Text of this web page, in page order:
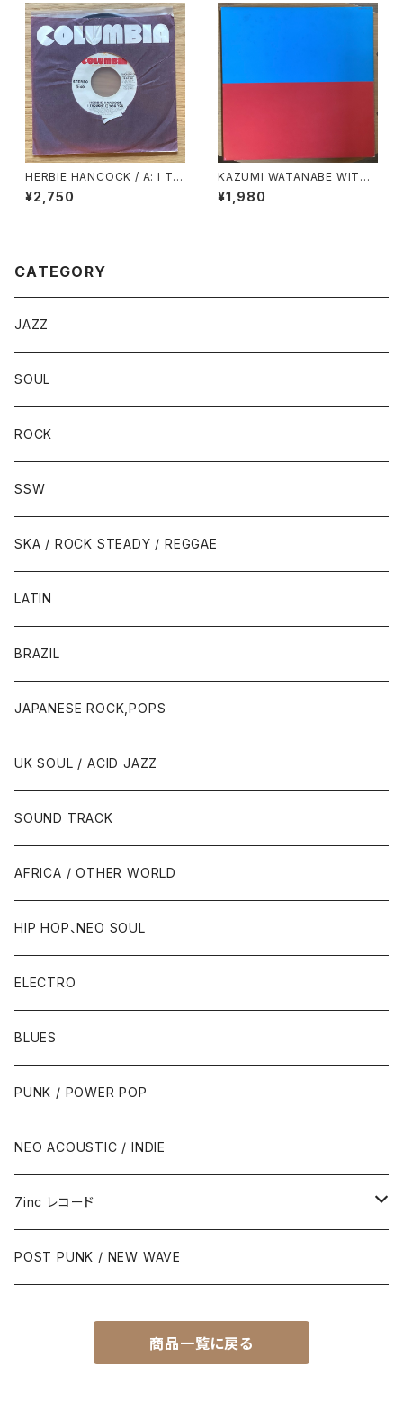
HERBIE HANCOCK / A: I TH
OUGHT IT WAS YOU (STER
EO) / B: I THOUGHT IT WA
¥2,750
KAZUMI WATANABE WITH
LYUICHI SAKAMOTO / KYL
YN
¥1,980
CATEGORY
JAZZ
SOUL
ROCK
SSW
SKA / ROCK STEADY / REGGAE
LATIN
BRAZIL
JAPANESE ROCK,POPS
UK SOUL / ACID JAZZ
SOUND TRACK
AFRICA / OTHER WORLD
HIP HOP、NEO SOUL
ELECTRO
BLUES
PUNK / POWER POP
NEO ACOUSTIC / INDIE
7inc レコード
PUNK / 2TONE
SKA / ROCK STEADY / REGGAE
POST PUNK / NEW WAVE
商品一覧に戻る